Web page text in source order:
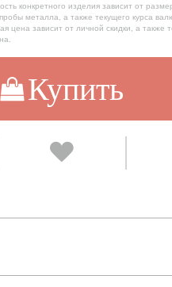
конкретного изделия зависит от
металла, а также текущего курса
цена зависит от личной скидки, а также
Купить